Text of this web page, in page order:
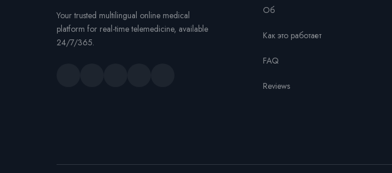
Your trusted multilingual online medical
platform for real-time telemedicine, available
24/7/365.
Об
Как это работает
FAQ
Reviews